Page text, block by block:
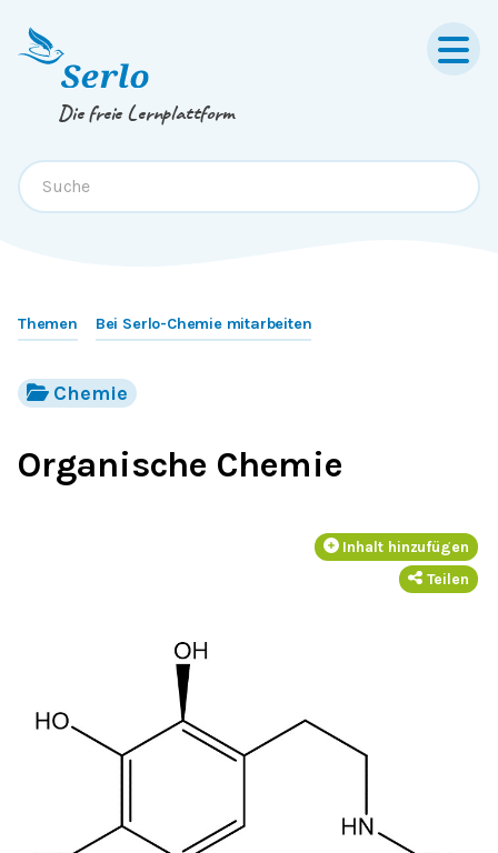
Springe zum
Die freie Lernplattform
Themen Bei Serlo-Chemie mitarbeiten
Chemie
Organische Chemie
Inhalt hinzufügen
Teilen